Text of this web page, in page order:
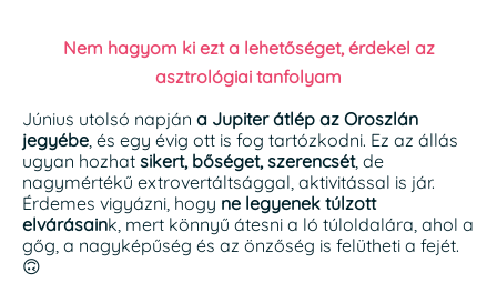
Nem hagyom ki ezt a lehetőséget, érdekel az
asztrológiai tanfolyam
Június utolsó napján a Jupiter átlép az Oroszlán
jegyébe, és egy évig ott is fog tartózkodni. Ez az állás
ugyan hozhat sikert, bőséget, szerencsét, de
nagymértékű extrovertáltsággal, aktivitással is jár.
Érdemes vigyázni, hogy ne legyenek túlzott
elvárásaink, mert könnyű átesni a ló túloldalára, ahol a
gőg, a nagyképűség és az önzőség is felütheti a fejét.
🙃